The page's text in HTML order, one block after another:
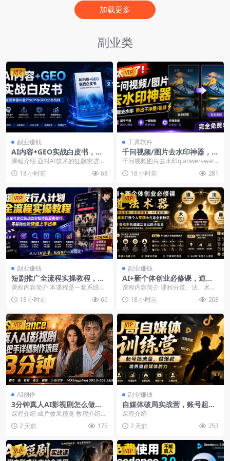
加载更多
副业类
VIP
副业赚钱
AI内容+GEO实战白皮书，全
面掌握AI量产SOP与GEO分发
机制（PDF文档）
课程介绍 面对AI技术的狂飙突进，
站在生产力跃升的拐点，我们更愿
抛出一个积极的论...
18 小时前 68
VIP
工具软件
千问视频/图片去水印神器，一
键搞定水印，本地完全免费，
浏览器拓展插件
千问视频图片去水印qianwen-wate
rmark-remover是一款基于A...
18 小时前 281
VIP
副业赚钱
短剧推广全流程实操教程，账
号定位选剧剪辑发布技巧，零
基础也能快速上手出单
课程内容简介 本课程是一套系统化
的短剧推广“发行人计划”实操教程，
专为零基础或初...
18 小时前 66
VIP
副业赚钱
AI+新个体创业必修课，道法
术器，商业逻辑+小红书流量+
AI智能体，低成本打造个人变
现小生意全套教学
课程内容简介 课程分道、法、术、
器四大板块搭建新个体完整商业闭
环。道拆解商业底层...
18 小时前 268
VIP
AI创作
3分钟真人AI影视剧怎么做？S
D 2.0手把手完整制作流程，H
限生成
课程介绍 成片效果预览 教程介绍与
14天优惠 AI追光短剧工坊 选择题材
与生成剧...
2 天前 175
VIP
副业赚钱
自媒体破局实战营，账号起号
流量获取爆款内容流量运营从
课程介绍
2 天前
253
VIP VIP